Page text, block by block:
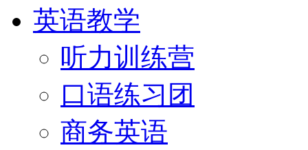
英语教学
听力训练营
口语练习团
商务英语